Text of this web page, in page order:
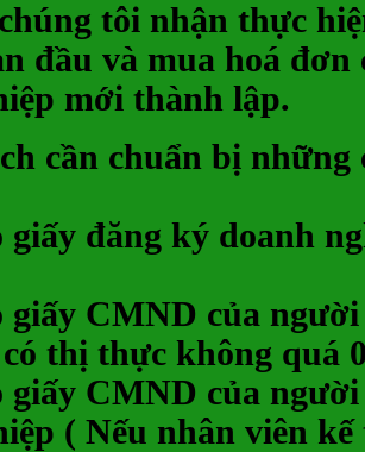
tôi nhận thực
đầu và mua hoá
mới thành lập.
cần chuẩn bị
giấy đăng ký doanh
giấy CMND của
thị thực không quá
giấy CMND của
( Nếu nhân viên